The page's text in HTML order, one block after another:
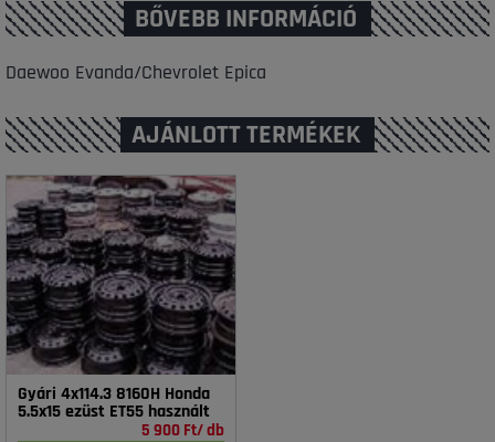
BŐVEBB INFORMÁCIÓ
Daewoo Evanda/Chevrolet Epica
AJÁNLOTT TERMÉKEK
Gyári 4x114.3 8160H Honda
5.5x15 ezüst ET55 használt
5 900 Ft/ db